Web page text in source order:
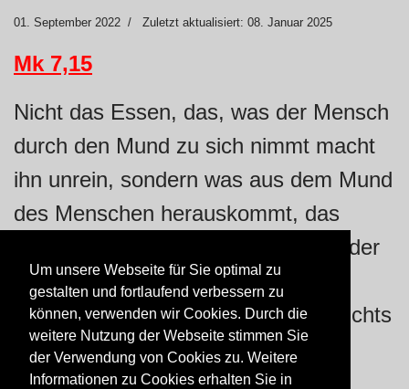
Um unsere Webseite für Sie optimal zu
gestalten und fortlaufend verbessern zu
können, verwenden wir Cookies. Durch die
weitere Nutzung der Webseite stimmen Sie
der Verwendung von Cookies zu. Weitere
Informationen zu Cookies erhalten Sie in
01. September 2022 Zuletzt aktualisiert: 08. Januar 2025
Mk 7,15
Nicht das Essen, das, was der Mensch
durch den Mund zu sich nimmt macht
ihn unrein, sondern was aus dem Mund
des Menschen herauskommt, das
macht ihn unrein, Die Lieblosigkeit der
Worte, die Boshaftigkeit der Zunge
macht den Menschen unrein und nichts
anderes.